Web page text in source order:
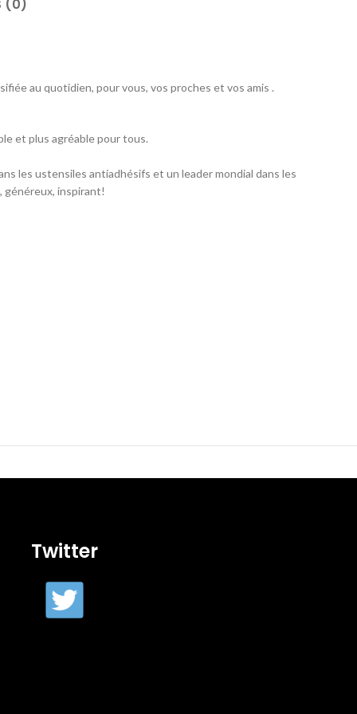
(0)
au quotidien, pour vous, vos proches et vos amis .
et plus agréable pour tous.
les ustensiles antiadhésifs et un leader mondial dans les
généreux, inspirant!
Twitter